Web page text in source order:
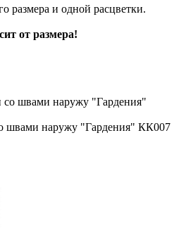
размера и одной расцветки.
от размера!
швами наружу "Гардения" КК007